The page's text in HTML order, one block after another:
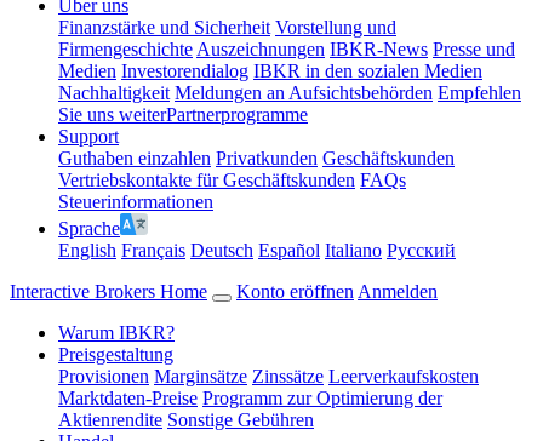
Über uns
Finanzstärke und Sicherheit Vorstellung und
Firmengeschichte Auszeichnungen IBKR-News Presse und
Medien Investorendialog IBKR in den sozialen Medien
Nachhaltigkeit Meldungen an Aufsichtsbehörden Empfehlen
Sie uns weiterPartnerprogramme
Support
Guthaben einzahlen Privatkunden Geschäftskunden
Vertriebskontakte für Geschäftskunden FAQs
Steuerinformationen
Sprache
English Français Deutsch Español Italiano Pусский
Interactive Brokers Home
Konto eröffnen Anmelden
Warum IBKR?
Preisgestaltung
Provisionen Marginsätze Zinssätze Leerverkaufskosten
Marktdaten-Preise Programm zur Optimierung der
Aktienrendite Sonstige Gebühren